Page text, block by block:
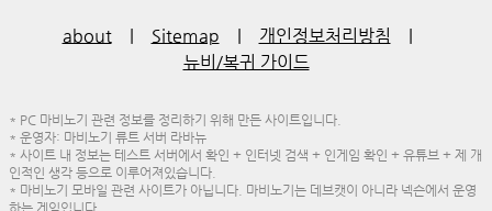
about | Sitemap | 개인정보처리방침
|
뉴비/복귀 가이드
* PC 마비노기 관련 정보를 정리하기 위해 만든 사이트입니다.
* 운영자: 마비노기 류트 서버 라바뉴
* 사이트 내 정보는 테스트 서버에서 확인 + 인터넷 검색 + 인게임 확인 + 유튜브 + 제 개
인적인 생각 등으로 이루어져있습니다.
* 마비노기 모바일 관련 사이트가 아닙니다. 마비노기는 데브캣이 아니라 넥슨에서 운영
하는 게임입니다.